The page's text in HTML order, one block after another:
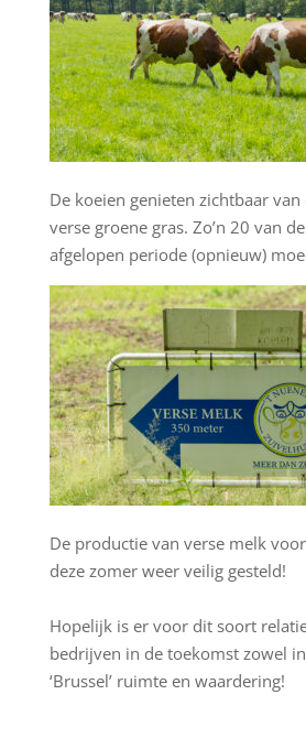
De koeien genieten zichtbaar
verse groene gras. Zo’n 20 van
afgelopen periode (opnieuw)
De productie van verse melk
deze zomer weer veilig gesteld!
Hopelijk is er voor dit soort
bedrijven in de toekomst zowel in
‘Brussel’ ruimte en waardering!